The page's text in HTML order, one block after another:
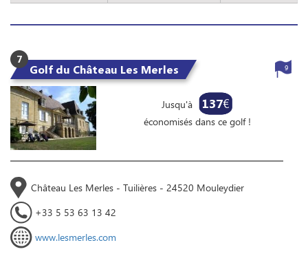
7
Golf du Château Les Merles
Jusqu'à 137€
économisés dans ce golf !
9
Château Les Merles - Tuilières - 24520 Mouleydier
+33 5 53 63 13 42
www.lesmerles.com